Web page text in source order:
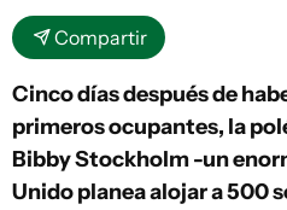
Compartir
Cinco días después de
primeros ocupantes, la
Bibby Stockholm -un
Unido planea alojar a 500